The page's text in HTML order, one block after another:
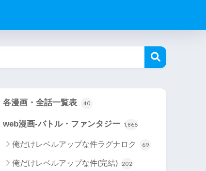
各漫画・全話一覧表 40
web漫画-バトル・ファンタジー 1,866
俺だけレベルアップな件ラグナロク 69
俺だけレベルアップな件(完結) 202